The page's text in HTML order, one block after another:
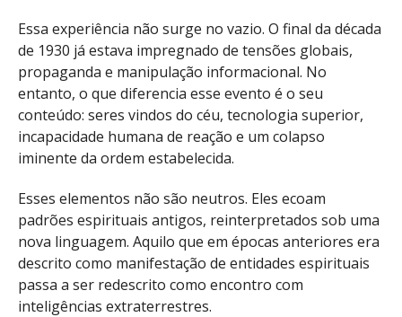
Essa experiência não surge no vazio. O final da década
de 1930 já estava impregnado de tensões globais,
propaganda e manipulação informacional. No
entanto, o que diferencia esse evento é o seu
conteúdo: seres vindos do céu, tecnologia superior,
incapacidade humana de reação e um colapso
iminente da ordem estabelecida.
Esses elementos não são neutros. Eles ecoam
padrões espirituais antigos, reinterpretados sob uma
nova linguagem. Aquilo que em épocas anteriores era
descrito como manifestação de entidades espirituais
passa a ser redescrito como encontro com
inteligências extraterrestres.